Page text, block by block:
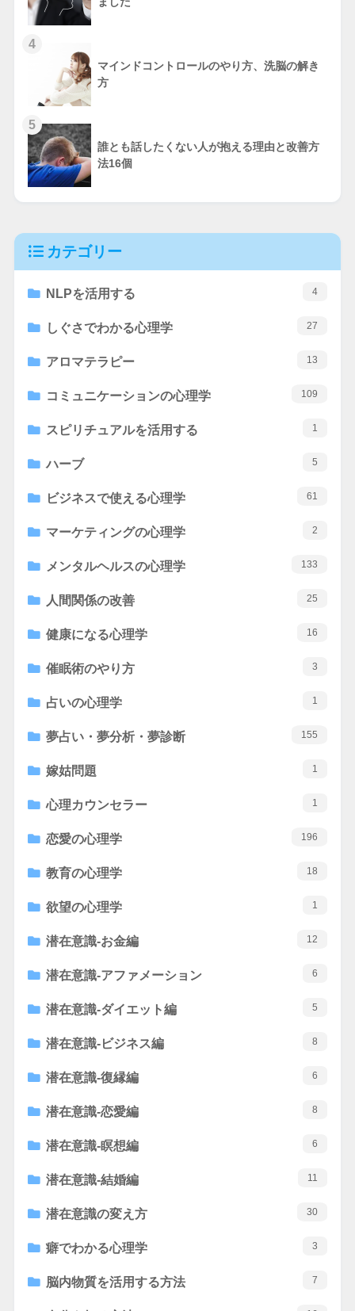
4
マインドコントロールのやり方、洗脳の解き
方
5
誰とも話したくない人が抱える理由と改善方
法16個
カテゴリー
NLPを活用する 4
しぐさでわかる心理学 27
アロマテラピー 13
コミュニケーションの心理学 109
スピリチュアルを活用する 1
ハーブ 5
ビジネスで使える心理学 61
マーケティングの心理学 2
メンタルヘルスの心理学 133
人間関係の改善 25
健康になる心理学 16
催眠術のやり方 3
占いの心理学 1
夢占い・夢分析・夢診断 155
嫁姑問題 1
心理カウンセラー 1
恋愛の心理学 196
教育の心理学 18
欲望の心理学 1
潜在意識-お金編 12
潜在意識-アファメーション 6
潜在意識-ダイエット編 5
潜在意識-ビジネス編 8
潜在意識-復縁編 6
潜在意識-恋愛編 8
潜在意識-瞑想編 6
潜在意識-結婚編 11
潜在意識の変え方 30
癖でわかる心理学 3
脳内物質を活用する方法 7